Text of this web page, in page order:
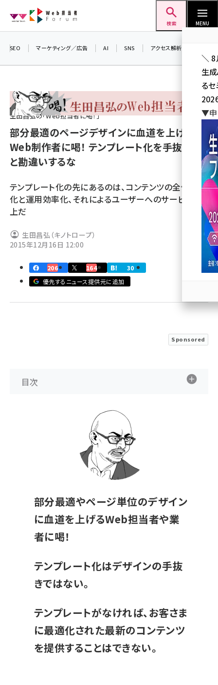
ン
検索 MENU
seo (3528)
ai (2811)
youtube (2439)
note (2315)
セミナー (2308)
z世代 (1623)
llmo (1166)
SEO マーケティング／広告 AI SNS アクセス解析／データ分析
生田昌弘の「Web担当者に喝！」
部分最適のページデザインに血道を上げる
Web制作者に喝！ テンプレート化を手抜きだ
と勘違いするな
テンプレート化の先にあるのは、コンテンツの全体最適
化と運用効率化、それによるユーザーへのサービス向
上だ
生田昌弘（キノトロープ）
2015年12月16日 12:00
206 164
30
優先するニュース提供元に追加
Sponsored
目次
部分最適やページ単位のデザイン
に血道を上げるWeb担当者や業
者に喝！
テンプレート化はデザインの手抜
きではない。
テンプレートがなければ、お客さま
に最適化された最新のコンテンツ
を提供することはできない。
＼ 8
生
る
▼申